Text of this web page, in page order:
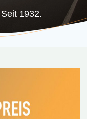
1932.